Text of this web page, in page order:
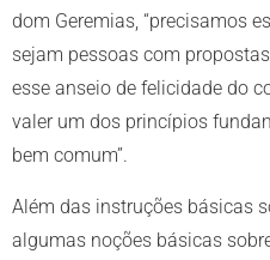
dom Geremias, “precisamos
sejam pessoas com
esse anseio de felicidade do
valer um dos princípios
bem comum”.
Além das instruções básicas
algumas noções básicas